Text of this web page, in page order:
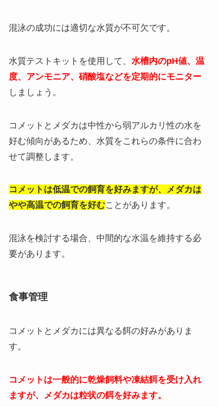
混泳の成功には適切な水質が不可欠です。
水質テストキットを使用して、 水槽内のpH値、温
度、アンモニア、硝酸塩などを定期的にモニター
しましょう。
コメットとメダカは中性から弱アルカリ性の水を
好む傾向があるため、水質をこれらの条件に合わ
せて調整します。
コメットは低温での飼育を好みますが、メダカは
やや高温での飼育を好むことがあります。
混泳を検討する場合、中間的な水温を維持する必
要があります。
食事管理
コメットとメダカには異なる餌の好みがありま
す。
コメットは一般的に乾燥飼料や凍結餌を受け入れ
ますが、メダカは粒状の餌を好みます。